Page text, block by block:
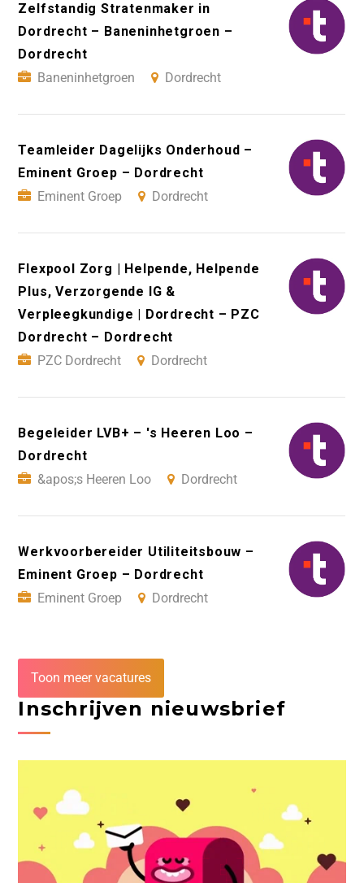
Zelfstandig Stratenmaker in
Dordrecht – Baneninhetgroen –
Dordrecht
Baneninhetgroen
Dordrecht
Teamleider Dagelijks Onderhoud –
Eminent Groep – Dordrecht
Eminent Groep
Dordrecht
Flexpool Zorg | Helpende, Helpende
Plus, Verzorgende IG &
Verpleegkundige | Dordrecht – PZC
Dordrecht – Dordrecht
PZC Dordrecht
Dordrecht
Begeleider LVB+ – 's Heeren Loo –
Dordrecht
&apos;s Heeren Loo
Dordrecht
Werkvoorbereider Utiliteitsbouw –
Eminent Groep – Dordrecht
Eminent Groep
Dordrecht
Toon meer vacatures
Inschrijven nieuwsbrief